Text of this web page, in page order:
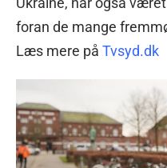
foran de mange
Læs mere på Tvsyd.dk